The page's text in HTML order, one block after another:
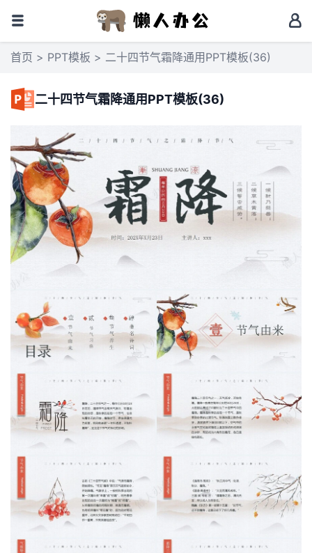
首页 > PPT模板 > 二十四节气霜降通用PPT模板(36)
二十四节气霜降通用PPT模板(36)